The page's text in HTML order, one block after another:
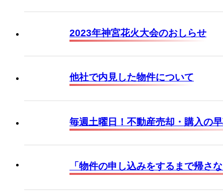
2023年神宮花火大会のおしらせ
他社で内見した物件について
毎週土曜日！不動産売却・購入の
「物件の申し込みをするまで帰さ